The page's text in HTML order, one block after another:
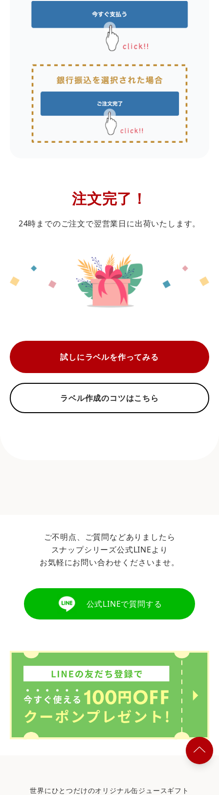
注文完了！
24時までのご注文で翌営業日に出荷いたします。
試しにラベルを作ってみる
ラベル作成のコツはこちら
ご不明点、ご質問などありましたら
スナップシリーズ公式LINEより
お気軽にお問い合わせくださいませ。
公式LINEで質問する
世界にひとつだけのオリジナル缶ジュースギフト